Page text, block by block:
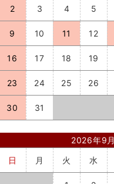
2 3 4 5
9 10 11 12
16 17 18 19
23 24 25 26
30 31
2026年9月
日
月 火 水